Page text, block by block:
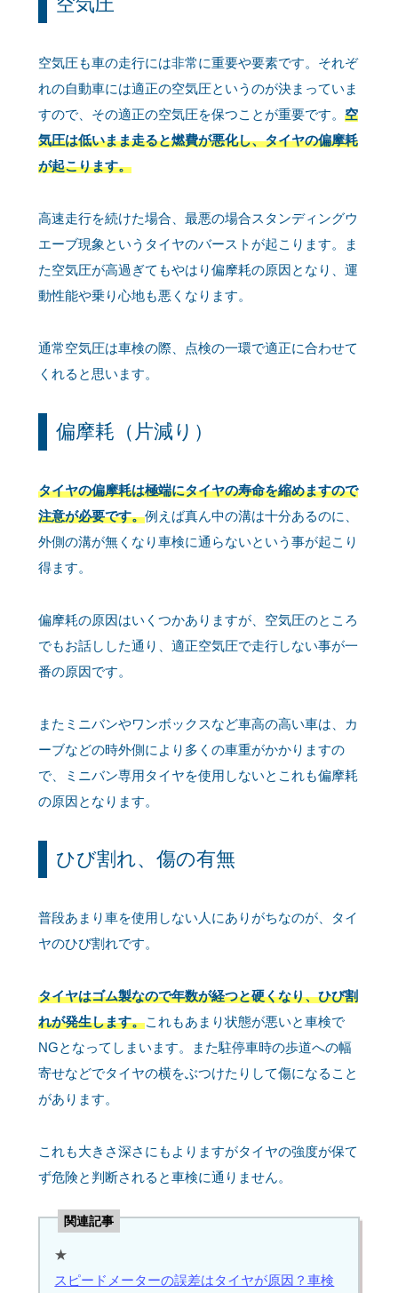
空気圧も車の走行には非常に重要や要素です。それぞ
れの自動車には適正の空気圧というのが決まっていま
すので、その適正の空気圧を保つことが重要です。 空
気圧は低いまま走ると燃費が悪化し、タイヤの偏摩耗
が起こります。
高速走行を続けた場合、最悪の場合スタンディングウ
エーブ現象というタイヤのバーストが起こります。ま
た空気圧が高過ぎてもやはり偏摩耗の原因となり、運
動性能や乗り心地も悪くなります。
通常空気圧は車検の際、点検の一環で適正に合わせて
くれると思います。
偏摩耗（片減り）
タイヤの偏摩耗は極端にタイヤの寿命を縮めますので
注意が必要です。例えば真ん中の溝は十分あるのに、
外側の溝が無くなり車検に通らないという事が起こり
得ます。
偏摩耗の原因はいくつかありますが、空気圧のところ
でもお話しした通り、適正空気圧で走行しない事が一
番の原因です。
またミニバンやワンボックスなど車高の高い車は、カ
ーブなどの時外側により多くの車重がかかりますの
で、ミニバン専用タイヤを使用しないとこれも偏摩耗
の原因となります。
ひび割れ、傷の有無
普段あまり車を使用しない人にありがちなのが、タイ
ヤのひび割れです。
タイヤはゴム製なので年数が経つと硬くなり、ひび割
れが発生します。これもあまり状態が悪いと車検で
NGとなってしまいます。また駐停車時の歩道への幅
寄せなどでタイヤの横をぶつけたりして傷になること
があります。
これも大きさ深さにもよりますがタイヤの強度が保て
ず危険と判断されると車検に通りません。
関連記事
★
スピードメーターの誤差はタイヤが原因？車検